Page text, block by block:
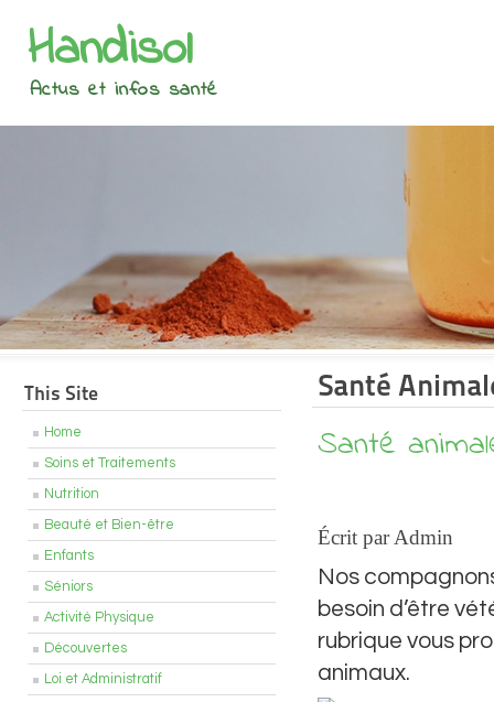
Handisol
Actus et infos santé
This Site
Home
Soins et Traitements
Nutrition
Beauté et Bien-être
Enfants
Séniors
Activité Physique
Découvertes
Loi et Administratif
Santé
Santé
Écrit par Admin
Nos
besoin d’être
rubrique vous
animaux.